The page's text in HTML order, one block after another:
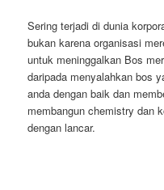
Sering terjadi di dunia
bukan karena organisasi
untuk meninggalkan Bos
daripada menyalahkan bos
anda dengan baik dan
membangun chemistry dan
dengan lancar.